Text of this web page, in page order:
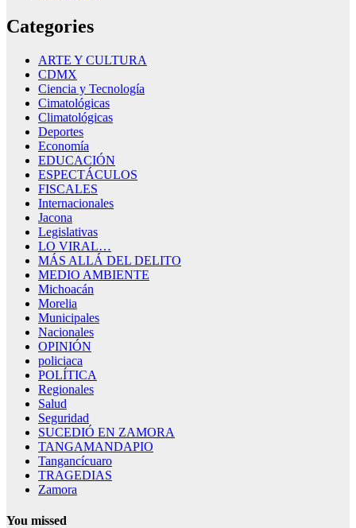
Categories
ARTE Y CULTURA
CDMX
Ciencia y Tecnología
Cimatológicas
Climatológicas
Deportes
Economía
EDUCACIÓN
ESPECTÁCULOS
FISCALES
Internacionales
Jacona
Legislativas
LO VIRAL…
MÁS ALLÁ DEL DELITO
MEDIO AMBIENTE
Michoacán
Morelia
Municipales
Nacionales
OPINIÓN
policiaca
POLÍTICA
Regionales
Salud
Seguridad
SUCEDIÓ EN ZAMORA
TANGAMANDAPIO
Tangancícuaro
TRAGEDIAS
Zamora
You missed